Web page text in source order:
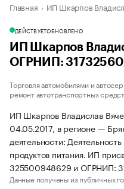
Главная ИП Шкарпов
ДЕЙСТВУЕТОБНОВЛЕНО
ИП Шкарпов
ОГРНИП:
Торговля автомобилями и
ремонт автотранспортных
ИП Шкарпов Владислав
04.05.2017, в регионе —
деятельности:
продуктов питания. ИП
325500948629 и ОГРНИП:
Данные получены из публичных